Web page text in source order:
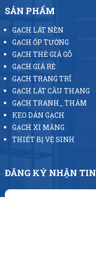
SẢN PHẨM
GẠCH LÁT NỀN
GẠCH ỐP TƯỜNG
GẠCH THẺ GIẢ GỖ
GẠCH GIÁ RẺ
GẠCH TRANG TRÍ
GẠCH LÁT CẦU THANG
GẠCH TRANH_ THẢM
KEO DÁN GẠCH
GẠCH XI MĂNG
THIẾT BỊ VỆ SINH
ĐĂNG KÝ NHẬN TIN